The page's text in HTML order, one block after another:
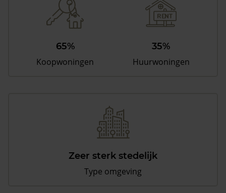
65%
Koopwoningen
35%
Huurwoningen
Zeer sterk stedelijk
Type omgeving